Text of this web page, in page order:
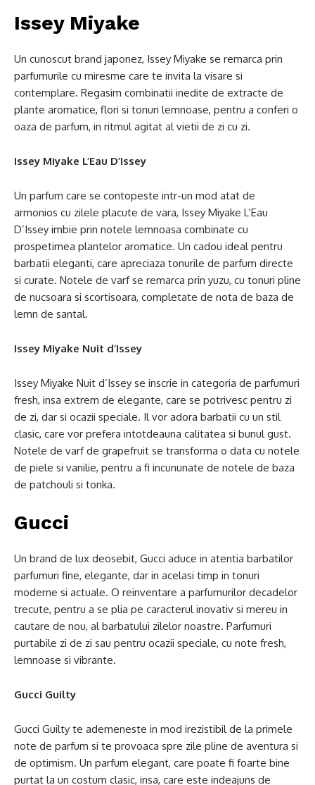
Issey Miyake
Un cunoscut brand japonez, Issey Miyake se remarca prin
parfumurile cu miresme care te invita la visare si
contemplare. Regasim combinatii inedite de extracte de
plante aromatice, flori si tonuri lemnoase, pentru a conferi o
oaza de parfum, in ritmul agitat al vietii de zi cu zi.
Issey Miyake L’Eau D’Issey
Un parfum care se contopeste intr-un mod atat de
armonios cu zilele placute de vara, Issey Miyake L’Eau
D’Issey imbie prin notele lemnoasa combinate cu
prospetimea plantelor aromatice. Un cadou ideal pentru
barbatii eleganti, care apreciaza tonurile de parfum directe
si curate. Notele de varf se remarca prin yuzu, cu tonuri pline
de nucsoara si scortisoara, completate de nota de baza de
lemn de santal.
Issey Miyake Nuit d’Issey
Issey Miyake Nuit d’Issey se inscrie in categoria de parfumuri
fresh, insa extrem de elegante, care se potrivesc pentru zi
de zi, dar si ocazii speciale. Il vor adora barbatii cu un stil
clasic, care vor prefera intotdeauna calitatea si bunul gust.
Notele de varf de grapefruit se transforma o data cu notele
de piele si vanilie, pentru a fi incununate de notele de baza
de patchouli si tonka.
Gucci
Un brand de lux deosebit, Gucci aduce in atentia barbatilor
parfumuri fine, elegante, dar in acelasi timp in tonuri
moderne si actuale. O reinventare a parfumurilor decadelor
trecute, pentru a se plia pe caracterul inovativ si mereu in
cautare de nou, al barbatului zilelor noastre. Parfumuri
purtabile zi de zi sau pentru ocazii speciale, cu note fresh,
lemnoase si vibrante.
Gucci Guilty
Gucci Guilty te ademeneste in mod irezistibil de la primele
note de parfum si te provoaca spre zile pline de aventura si
de optimism. Un parfum elegant, care poate fi foarte bine
purtat la un costum clasic, insa, care este indeajuns de